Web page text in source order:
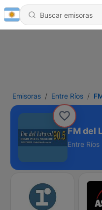
Emisoras Entre Ríos
FM del
Entre